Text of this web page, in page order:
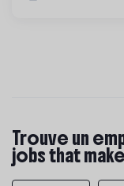
Trouve un
jobs that